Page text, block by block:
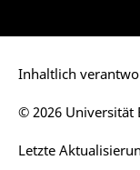
Inhaltlich
Letzte
© 2026 Universität